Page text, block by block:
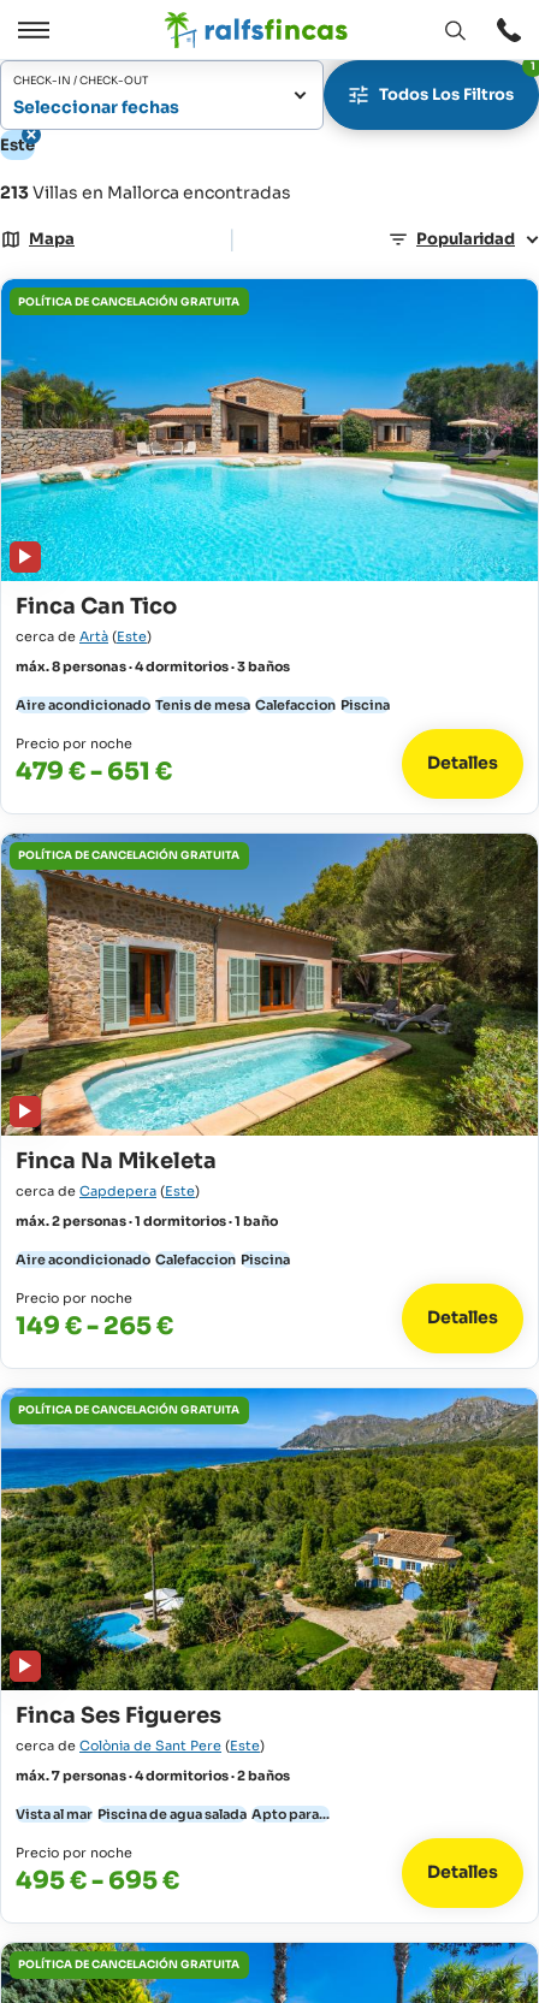
Abrir
/
Cerrar
Abrir
ventana
CHECK-IN / CHECK-OUT
Seleccionar fechas
Todos Los Filtros
1
Este
213Villas en Mallorca encontradas
Mapa | Popularidad
POLÍTICA DE CANCELACIÓN GRATUITA
Finca Can Tico
cerca de Artà (Este)
máx. 8 personas · 4 dormitorios · 3 baños
Aire acondicionado Tenis de mesa Calefaccion Piscina
Precio por noche
479 € - 651 € Detalles
POLÍTICA DE CANCELACIÓN GRATUITA
Finca Na Mikeleta
cerca de Capdepera (Este)
máx. 2 personas · 1 dormitorios · 1 baño
Aire acondicionado Calefaccion Piscina
Precio por noche
149 € - 265 € Detalles
POLÍTICA DE CANCELACIÓN GRATUITA
Finca Ses Figueres
cerca de Colònia de Sant Pere (Este)
máx. 7 personas · 4 dormitorios · 2 baños
Vista al mar Piscina de agua salada Apto para...
Precio por noche
495 € - 695 € Detalles
POLÍTICA DE CANCELACIÓN GRATUITA